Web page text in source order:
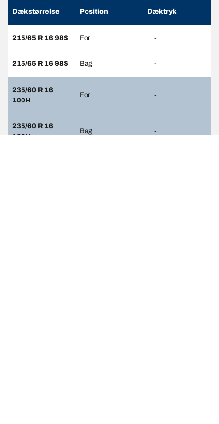
Dækstørrelse Position Dæktryk
215/65 R 16 98S For -
215/65 R 16 98S Bag -
235/60 R 16
100H
For -
235/60 R 16
100H
Bag -